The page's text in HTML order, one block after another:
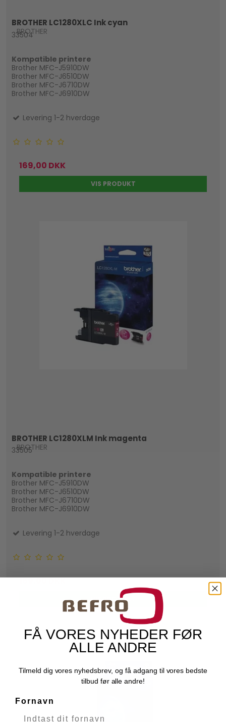
BROTHER LC1280XLC Ink cyan
BROTHER
33504
Kompatible printere
Brother MFC-J5910DW
Brother MFC-J6510DW
Brother MFC-J6710DW
Brother MFC-J6910DW
Levering 1-2 hverdage
169,00 DKK
VIS PRODUKT
BROTHER LC1280XLM Ink magenta
BROTHER
33505
Kompatible printere
Brother MFC-J5910DW
Brother MFC-J6510DW
Brother MFC-J6710DW
Brother MFC-J6910DW
Levering 1-2 hverdage
169,00 DKK
VIS PRODUKT
FÅ VORES NYHEDER FØR
ALLE ANDRE
Tilmeld dig vores nyhedsbrev, og få adgang til vores bedste
tilbud før alle andre!
Fornavn